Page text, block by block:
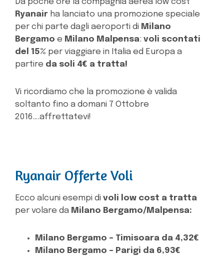
Ryanair ha lanciato una promozione speciale
per chi parte dagli aeroporti di Milano
Bergamo e Milano Malpensa: voli scontati
del 15% per viaggiare in Italia ed Europa a
partire da soli 4€ a tratta!
Vi ricordiamo che la promozione è valida
soltanto fino a domani 7 Ottobre
2016….affrettatevi!
Ryanair Offerte Voli
Ecco alcuni esempi di voli low cost a tratta
per volare da Milano Bergamo/Malpensa:
Milano Bergamo – Timisoara da 4,32€
Milano Bergamo – Parigi da 6,93€